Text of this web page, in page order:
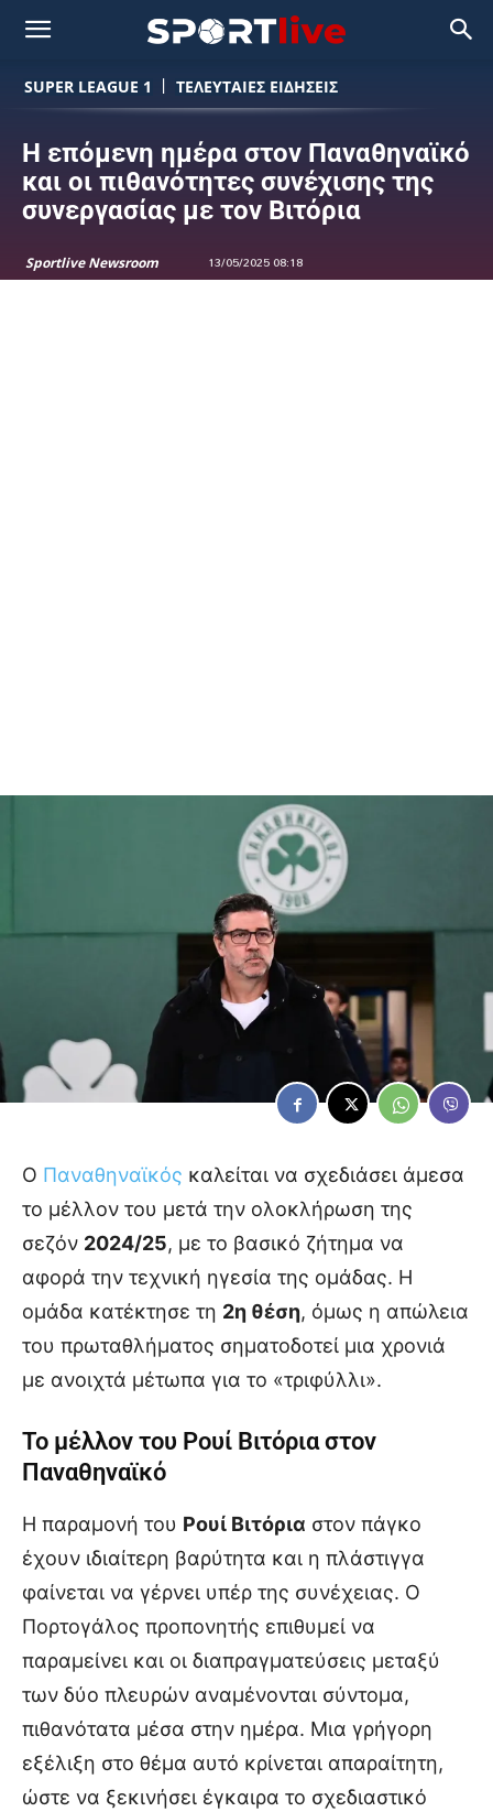
SUPER LEAGUE 1 ΤΕΛΕΥΤΑΙΕΣ ΕΙΔΗΣΕΙΣ
Η επόμενη ημέρα στον Παναθηναϊκό
και οι πιθανότητες συνέχισης της
συνεργασίας με τον Βιτόρια
Sportlive Newsroom 13/05/2025 08:18
Ο Παναθηναϊκός καλείται να σχεδιάσει άμεσα
το μέλλον του μετά την ολοκλήρωση της
σεζόν 2024/25, με το βασικό ζήτημα να
αφορά την τεχνική ηγεσία της ομάδας. Η
ομάδα κατέκτησε τη 2η θέση, όμως η απώλεια
του πρωταθλήματος σηματοδοτεί μια χρονιά
με ανοιχτά μέτωπα για το «τριφύλλι».
Το μέλλον του Ρουί Βιτόρια στον
Παναθηναϊκό
Η παραμονή του Ρουί Βιτόρια στον πάγκο
έχουν ιδιαίτερη βαρύτητα και η πλάστιγγα
φαίνεται να γέρνει υπέρ της συνέχειας. Ο
Πορτογάλος προπονητής επιθυμεί να
παραμείνει και οι διαπραγματεύσεις μεταξύ
των δύο πλευρών αναμένονται σύντομα,
πιθανότατα μέσα στην ημέρα. Μια γρήγορη
εξέλιξη στο θέμα αυτό κρίνεται απαραίτητη,
ώστε να ξεκινήσει έγκαιρα το σχεδιαστικό